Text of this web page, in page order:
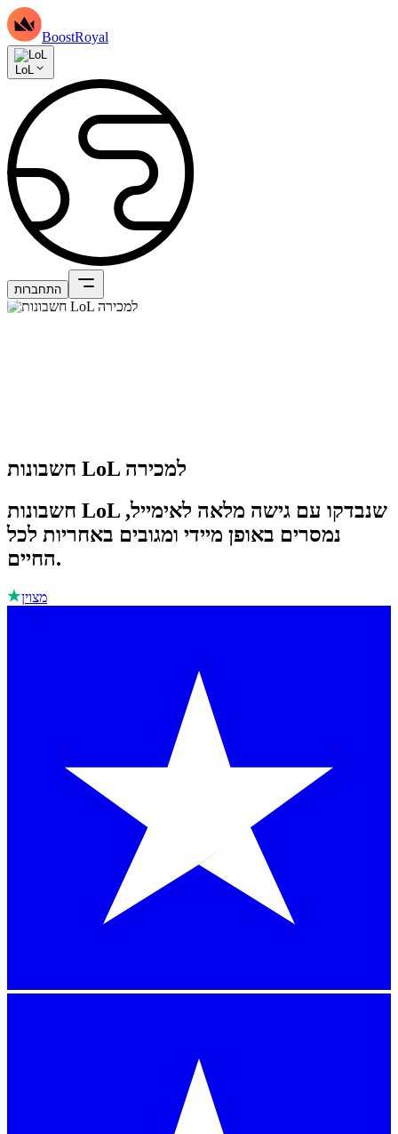
BoostRoyal
LoL
התחברות
חשבונות LoL למכירה
חשבונות LoL שנבדקו עם גישה מלאה לאימייל,
נמסרים באופן מיידי ומגובים באחריות לכל
החיים.
מצוין